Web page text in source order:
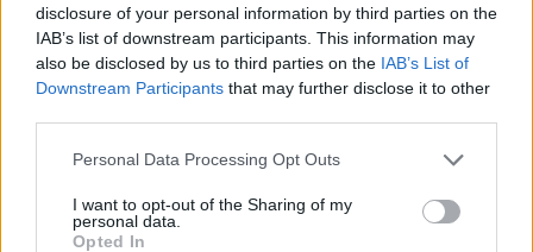
disclosure of your personal information by third parties on the
IAB’s list of downstream participants. This information may
also be disclosed by us to third parties on the IAB’s List of
Downstream Participants that may further disclose it to other
Personal Data Processing Opt Outs
I want to opt-out of the Sharing of my
personal data.
Opted In
Δυτική Ελλάδα και όχι Πελοπόννησο.
Στο πλαίσιο του δικτύου αυτού υπολογίζεται ότι
θα δημιουργηθούν εντός της επόμενης
δεκαετίας συνολικά περίπου 160.000 συνδέσεις,
-140.000 νέες οικιακές συνδέσεις